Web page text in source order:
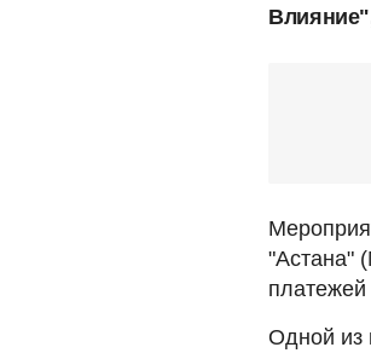
"Астана"
платежей
Одной из